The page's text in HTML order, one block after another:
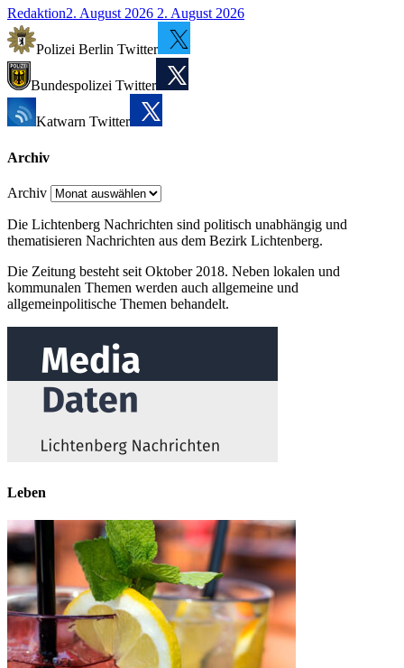
Redaktion2. August 2026 2. August 2026
Polizei Berlin Twitter
Bundespolizei Twitter
Katwarn Twitter
Archiv
Archiv
Die Lichtenberg Nachrichten sind politisch unabhängig und
thematisieren Nachrichten aus dem Bezirk Lichtenberg.
Die Zeitung besteht seit Oktober 2018. Neben lokalen und
kommunalen Themen werden auch allgemeine und
allgemeinpolitische Themen behandelt.
Leben